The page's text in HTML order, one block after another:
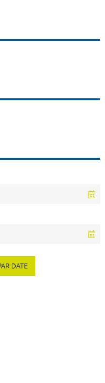
DATE